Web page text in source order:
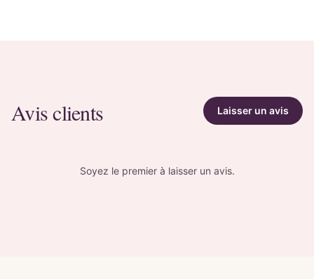
Avis clients Laisser un avis
Soyez le premier à laisser un avis.